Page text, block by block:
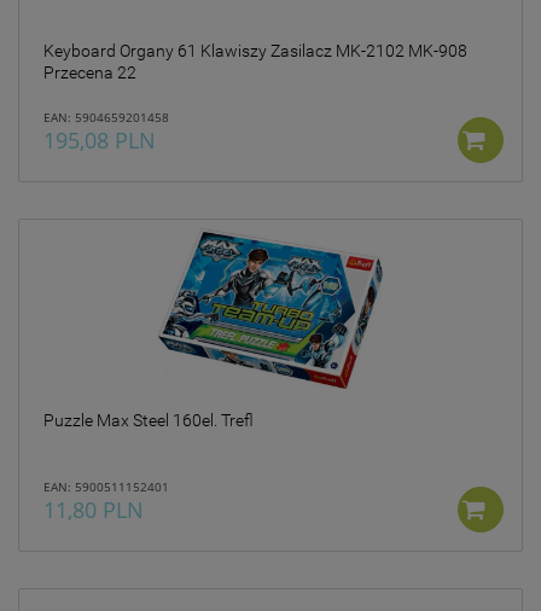
Keyboard Organy 61 Klawiszy Zasilacz MK-2102 MK-908
Przecena 22
EAN: 5904659201458
195,08 PLN
Puzzle Max Steel 160el. Trefl
EAN: 5900511152401
11,80 PLN